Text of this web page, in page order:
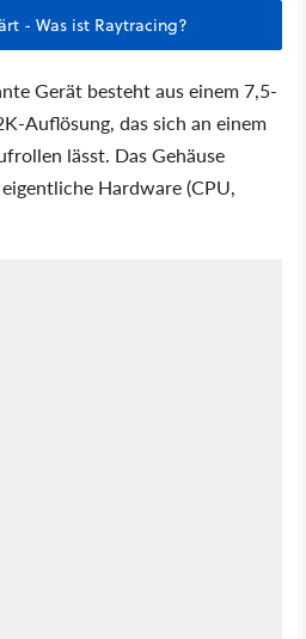
- Was ist Raytracing?
Gerät besteht aus einem 7,5-
Auflösung, das sich an einem
lässt. Das Gehäuse
Hardware (CPU,